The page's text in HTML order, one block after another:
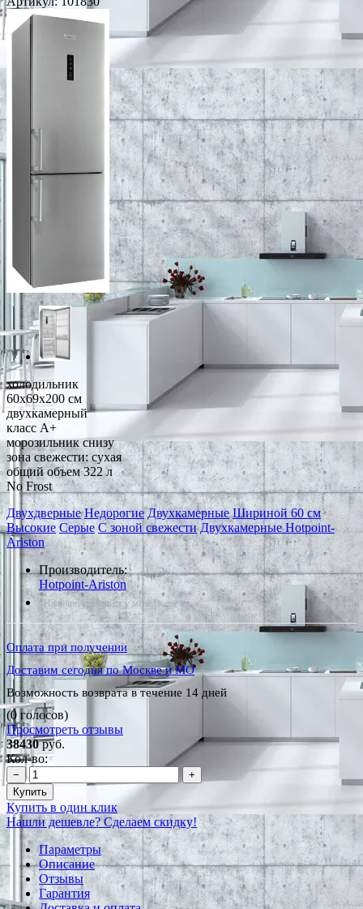
холодильник
60x69x200 см
двухкамерный
класс A+
морозильник снизу
зона свежести: сухая
общий объем 322 л
No Frost
Двухдверные Недорогие Двухкамерные Шириной 60 см
Высокие Серые С зоной свежести Двухкамерные Hotpoint-
Ariston
Производитель:
Hotpoint-Ariston
*Наличие уточняйте у менеджера
Оплата при получении
Доставим сегодня по Москве и МО
Возможность возврата в течение 14 дней
(0 голосов)
Просмотреть отзывы
38430руб.
Кол-во:
−
+
Купить
Купить в один клик
Нашли дешевле? Сделаем скидку!
Параметры
Описание
Отзывы
Гарантия